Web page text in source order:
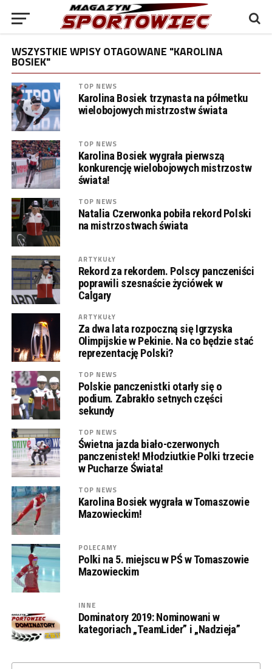
WSZYSTKIE WPISY OTAGOWANE "KAROLINA
BOSIEK"
TOP NEWS
Karolina Bosiek trzynasta na półmetku
wielobojowych mistrzostw świata
TOP NEWS
Karolina Bosiek wygrała pierwszą
konkurencję wielobojowych mistrzostw
świata!
TOP NEWS
Natalia Czerwonka pobiła rekord Polski
na mistrzostwach świata
ARTYKUŁY
Rekord za rekordem. Polscy panczeniści
poprawili szesnaście życiówek w
Calgary
ARTYKUŁY
Za dwa lata rozpoczną się Igrzyska
Olimpijskie w Pekinie. Na co będzie stać
reprezentację Polski?
TOP NEWS
Polskie panczenistki otarły się o
podium. Zabrakło setnych części
sekundy
TOP NEWS
Świetna jazda biało-czerwonych
panczenistek! Młodziutkie Polki trzecie
w Pucharze Świata!
TOP NEWS
Karolina Bosiek wygrała w Tomaszowie
Mazowieckim!
POLECAMY
Polki na 5. miejscu w PŚ w Tomaszowie
Mazowieckim
INNE
Dominatory 2019: Nominowani w
kategoriach „TeamLider” i „Nadzieja”